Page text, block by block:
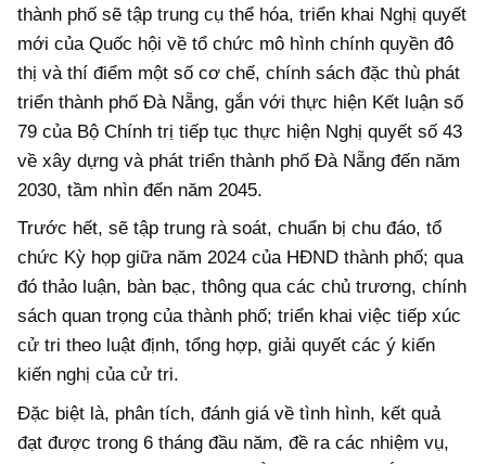
thành phố sẽ tập trung cụ thể hóa, triển khai Nghị quyết
mới của Quốc hội về tổ chức mô hình chính quyền đô
thị và thí điểm một số cơ chế, chính sách đặc thù phát
triển thành phố Đà Nẵng, gắn với thực hiện Kết luận số
79 của Bộ Chính trị tiếp tục thực hiện Nghị quyết số 43
về xây dựng và phát triển thành phố Đà Nẵng đến năm
2030, tầm nhìn đến năm 2045.
Trước hết, sẽ tập trung rà soát, chuẩn bị chu đáo, tổ
chức Kỳ họp giữa năm 2024 của HĐND thành phố; qua
đó thảo luận, bàn bạc, thông qua các chủ trương, chính
sách quan trọng của thành phố; triển khai việc tiếp xúc
cử tri theo luật định, tổng hợp, giải quyết các ý kiến
kiến nghị của cử tri.
Đặc biệt là, phân tích, đánh giá về tình hình, kết quả
đạt được trong 6 tháng đầu năm, đề ra các nhiệm vụ,